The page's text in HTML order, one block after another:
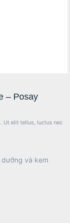
– Posay
Ut elit tellus, luctus nec
dưỡng và kem